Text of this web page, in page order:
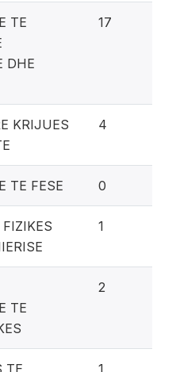
TE
DHE
17
KRIJUES
4
TE FESE 0
1
TE
2
TE 1